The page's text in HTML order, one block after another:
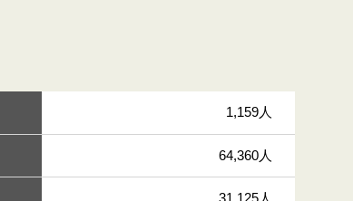
1,159人
64,360人